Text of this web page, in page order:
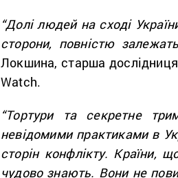
“Долі людей на сході
сторони, повністю
Локшина, старша
Watch.
“Тортури та секретне
невідомими практиками в
сторін конфлікту. Країни,
чудово знають. Вони не